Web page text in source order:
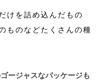
けを詰め込んだもの
ものなどたくさんの種
ージャスなパッケージも